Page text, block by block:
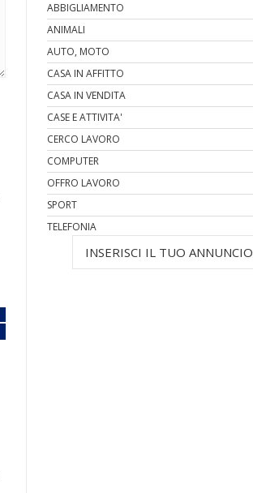
ABBIGLIAMENTO
ANIMALI
AUTO, MOTO
CASA IN AFFITTO
CASA IN VENDITA
CASE E ATTIVITA'
CERCO LAVORO
COMPUTER
OFFRO LAVORO
SPORT
TELEFONIA
INSERISCI IL TUO ANNUNCIO